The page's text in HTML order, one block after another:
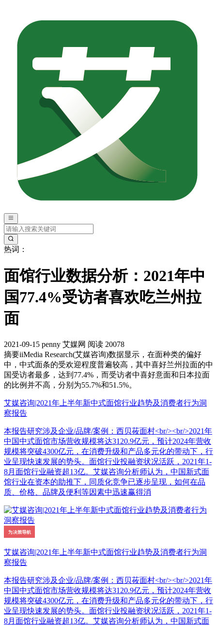
热词：
面馆行业数据分析：2021年中
国77.4%受访者喜欢吃兰州拉
面
2021-09-15 penny 艾媒网 阅读 20078
摘要iiMedia Research(艾媒咨询)数据显示，在面种类的偏好
中，中式面条的受欢迎程度普遍较高，其中喜好兰州拉面的中
国受访者最多，达到77.4%，而受访者中喜好意面和日本拉面
的比例并不高，分别为55.7%和51.5%。
艾媒咨询|2021年上半年新中式面馆行业趋势及消费者行为洞
察报告
本报告研究涉及企业/品牌/案例：西贝莜面村<br/><br/>2021年
中国中式面馆市场营收规模将达3120.9亿元，预计2024年营收
规模将突破4300亿元，在消费升级和产品多元化的带动下，行
业呈现快速发展的势头。面馆行业投融资状况活跃，2021年1-
8月面馆行业融资超13亿。艾媒咨询分析师认为，中国新式面
馆行业在资本的助推下，同质化竞争已逐步呈现，如何在品
质、价格、品牌及便利等因素中迅速赢得消
艾媒咨询|2021年上半年新中式面馆行业趋势及消费者行为洞
察报告
本报告研究涉及企业/品牌/案例：西贝莜面村<br/><br/>2021年
中国中式面馆市场营收规模将达3120.9亿元，预计2024年营收
规模将突破4300亿元，在消费升级和产品多元化的带动下，行
业呈现快速发展的势头。面馆行业投融资状况活跃，2021年1-
8月面馆行业融资超13亿。艾媒咨询分析师认为，中国新式面